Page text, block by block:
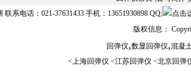
联系电话：021-37631433 手机：13651930898 QQ;
版权信息：
回弹仪,数显回弹仪,混凝
<上海回弹仪 <江苏回弹仪 <北京回弹